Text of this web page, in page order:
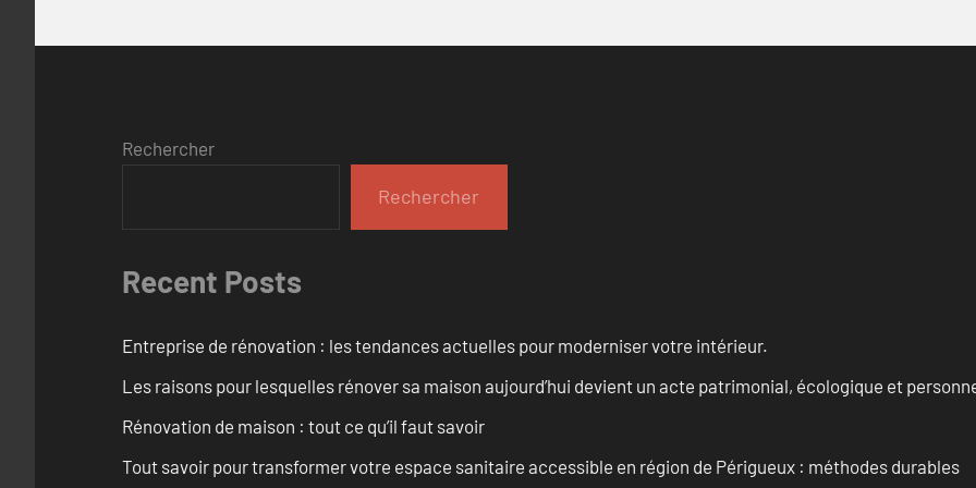
Rechercher
Rechercher
Recent Posts
Entreprise de rénovation : les tendances actuelles pour moderniser votre intérieur.
Les raisons pour lesquelles rénover sa maison aujourd’hui devient un acte patrimonial, écologique et
Rénovation de maison : tout ce qu’il faut savoir
Tout savoir pour transformer votre espace sanitaire accessible en région de Périgueux : méthodes durables